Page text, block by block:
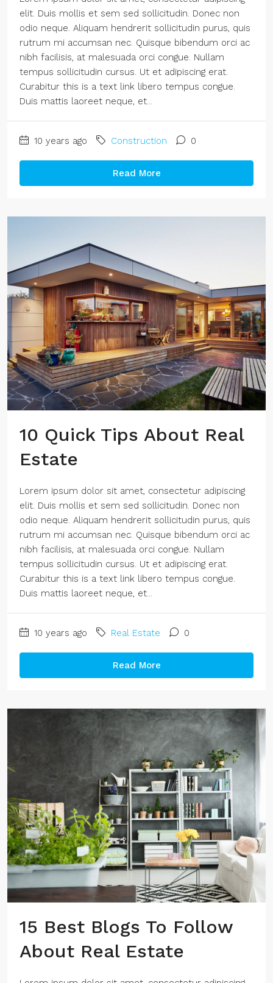
elit. Duis mollis et sem sed sollicitudin. Donec non
odio neque. Aliquam hendrerit sollicitudin purus, quis
rutrum mi accumsan nec. Quisque bibendum orci ac
nibh facilisis, at malesuada orci congue. Nullam
tempus sollicitudin cursus. Ut et adipiscing erat.
Curabitur this is a text link libero tempus congue.
Duis mattis laoreet neque, et...
10 years ago Construction 0
Read More
10 Quick Tips About Real
Estate
Lorem ipsum dolor sit amet, consectetur adipiscing
elit. Duis mollis et sem sed sollicitudin. Donec non
odio neque. Aliquam hendrerit sollicitudin purus, quis
rutrum mi accumsan nec. Quisque bibendum orci ac
nibh facilisis, at malesuada orci congue. Nullam
tempus sollicitudin cursus. Ut et adipiscing erat.
Curabitur this is a text link libero tempus congue.
Duis mattis laoreet neque, et...
10 years ago Real Estate 0
Read More
15 Best Blogs To Follow
About Real Estate